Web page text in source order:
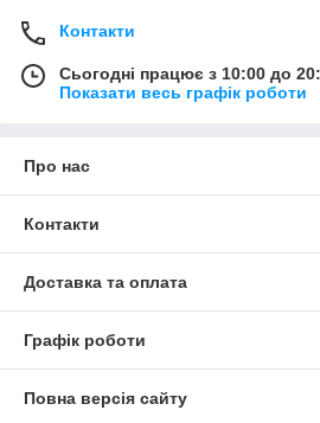
Контакти
Сьогодні працює з 10:00 до
Показати весь графік роботи
Про нас
Контакти
Доставка та оплата
Графік роботи
Повна версія сайту